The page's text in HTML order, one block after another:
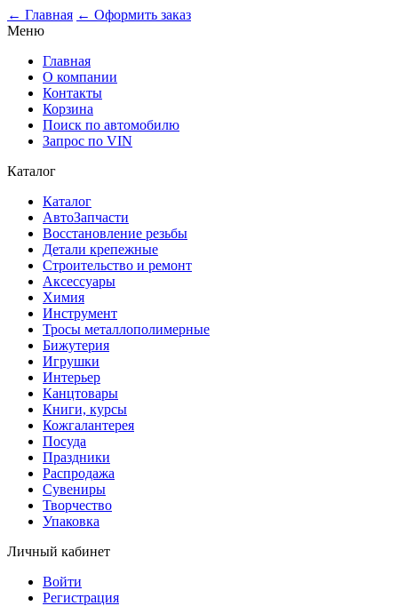
← Главная ← Оформить заказ
Меню
Главная
О компании
Контакты
Корзина
Поиск по автомобилю
Запрос по VIN
Каталог
Каталог
АвтоЗапчасти
Восстановление резьбы
Детали крепежные
Строительство и ремонт
Аксессуары
Химия
Инструмент
Тросы металлополимерные
Бижутерия
Игрушки
Интерьер
Канцтовары
Книги, курсы
Кожгалантерея
Посуда
Праздники
Распродажа
Сувениры
Творчество
Упаковка
Личный кабинет
Войти
Регистрация